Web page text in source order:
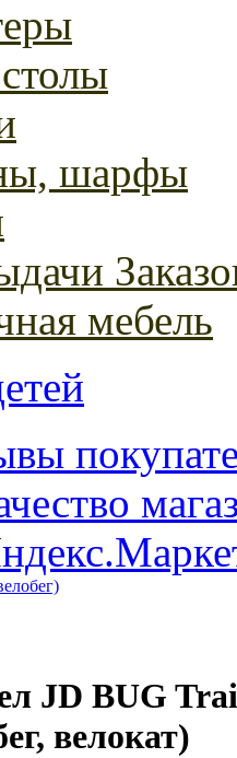
шарфы
мебель
JD BUG
велокат)